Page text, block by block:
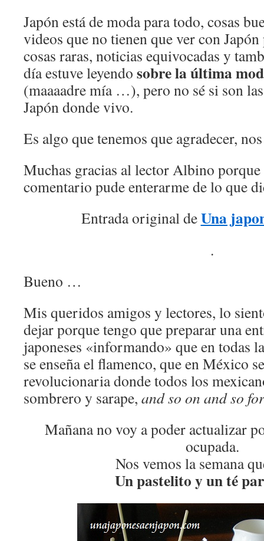
Japón está de moda para todo, cosas
videos que no tienen que ver con
cosas raras, noticias equivocadas y
día estuve leyendo sobre la última
(maaaadre mía …), pero no sé si son
Japón donde vivo.
Es algo que tenemos que agradecer,
Muchas gracias al lector Albino porque
comentario pude enterarme de lo que
Entrada original deUna
.
Bueno …
Mis queridos amigos y lectores, lo
dejar porque tengo que preparar una
japoneses «informando» que en todas
se enseña el flamenco, que en México
revolucionaria donde todos los
sombrero y sarape, and so on and so
Mañana no voy a poder actualizar
ocupada.
Nos vemos la semana
Un pastelito y un té